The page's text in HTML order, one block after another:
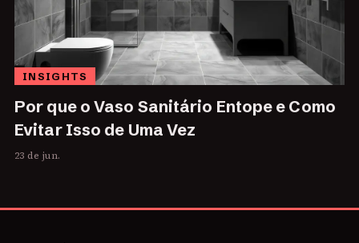
INSIGHTS
Por que o Vaso Sanitário Entope e Como
Evitar Isso de Uma Vez
23 de jun.